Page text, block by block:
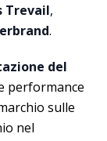
Trevail,
.
del
performance
sulle
nel